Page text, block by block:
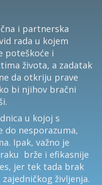
i partnerska
rada u kojem
poteškoće i
života, a zadatak
da otkriju prave
bi njihov bračni
u kojoj s
do nesporazuma,
Ipak, važno je
brže i efikasnije
jer tek tada brak
življenja.